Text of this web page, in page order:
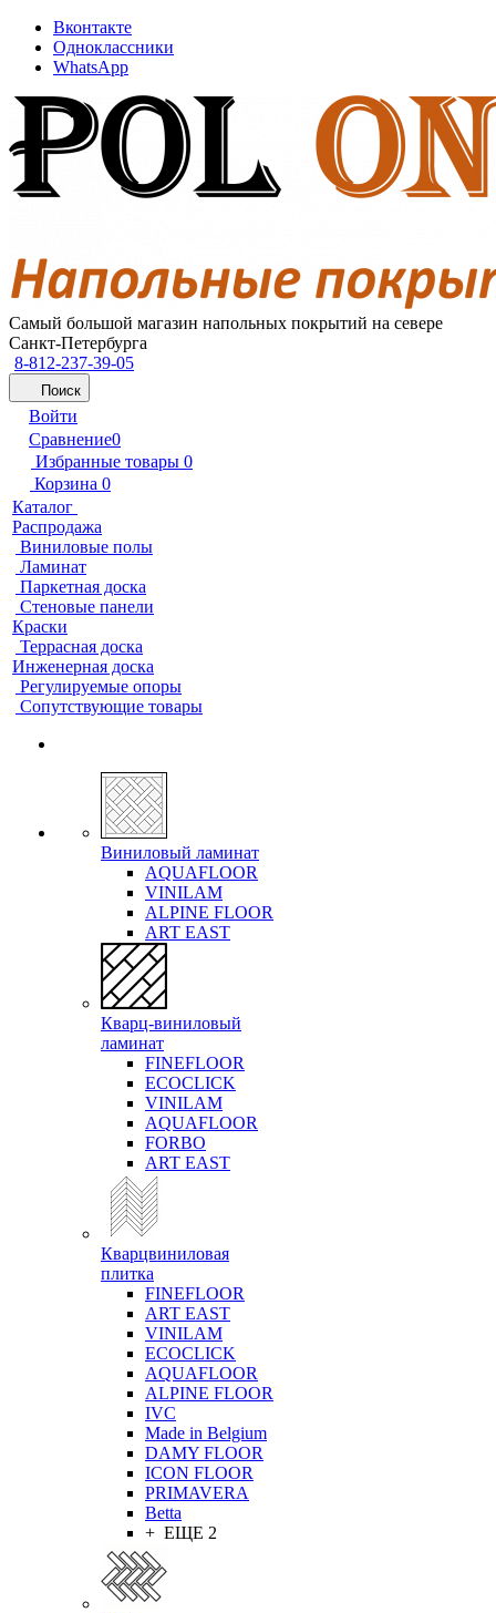
Вконтакте
Одноклассники
WhatsApp
Самый большой магазин напольных покрытий на севере
Санкт-Петербурга
8-812-237-39-05
Поиск
Войти
Сравнение0
Избранные товары 0
Корзина 0
Каталог
Распродажа
Виниловые полы
Ламинат
Паркетная доска
Стеновые панели
Краски
Террасная доска
Инженерная доска
Регулируемые опоры
Сопутствующие товары
Виниловый ламинат
AQUAFLOOR
VINILAM
ALPINE FLOOR
ART EAST
Кварц-виниловый
ламинат
FINEFLOOR
ECOCLICK
VINILAM
AQUAFLOOR
FORBO
ART EAST
Кварцвиниловая
плитка
FINEFLOOR
ART EAST
VINILAM
ECOCLICK
AQUAFLOOR
ALPINE FLOOR
IVC
Made in Belgium
DAMY FLOOR
ICON FLOOR
PRIMAVERA
Betta
+ ЕЩЕ 2